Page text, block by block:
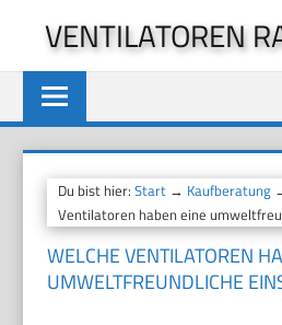
springen
VENTILATOREN
Du bist hier:Start → Kaufberatung
Ventilatoren haben eine
WELCHE VENTILATOREN
UMWELTFREUNDLICHE